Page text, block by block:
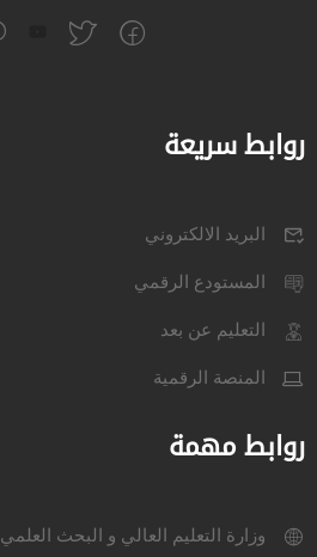
روابط سريعة
البريد الالكتروني
المستودع الرقمي
التعليم عن بعد
المنصة الرقمية
روابط مهمة
وزارة التعليم العالي و البحث العلمي